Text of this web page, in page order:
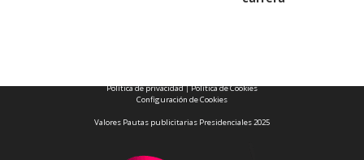
Política de privacidad|Política de Cookies
Configuración de Cookies
Valores Pautas publicitarias Presidenciales 2025